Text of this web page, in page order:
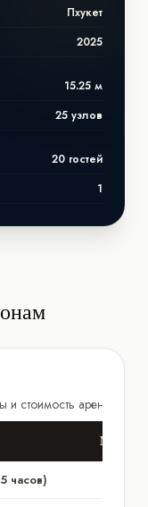
Пхукет
2025
15.25 м
25 узлов
20 гостей
1
и стоимость аренды
Май -
часов)